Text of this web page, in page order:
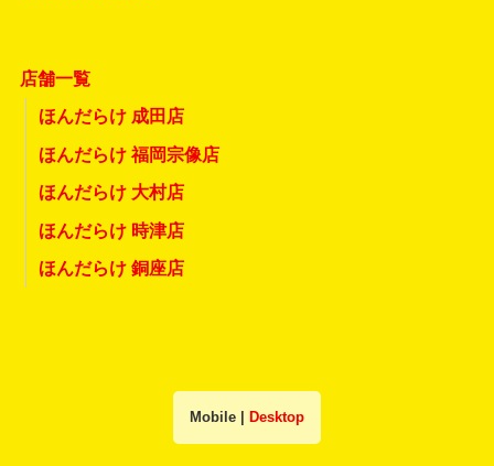
店舗一覧
ほんだらけ 成田店
ほんだらけ 福岡宗像店
ほんだらけ 大村店
ほんだらけ 時津店
ほんだらけ 銅座店
Mobile Desktop